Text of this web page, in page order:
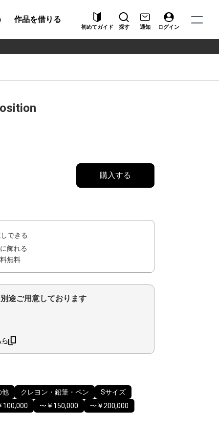
作品を借りる
初めてガイド 探す 通知 ログイン
購入する
できる
飾れる
無料
途ご用意しております
他 クレヨン・鉛筆・ペン
Sサイズ
100,000
〜￥150,000 〜￥200,000